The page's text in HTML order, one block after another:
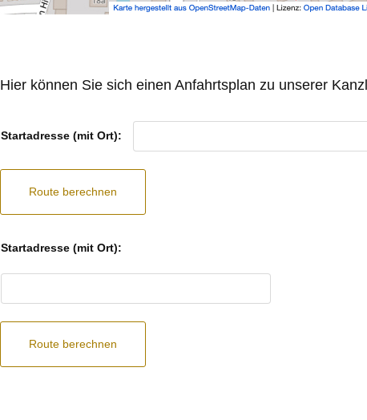
Hier können Sie sich einen Anfahrtsplan zu unserer
Startadresse (mit Ort):
Route berechnen
Startadresse (mit Ort):
Route berechnen